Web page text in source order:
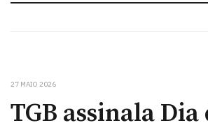
27 MAIO 2026
TGB assinala Dia